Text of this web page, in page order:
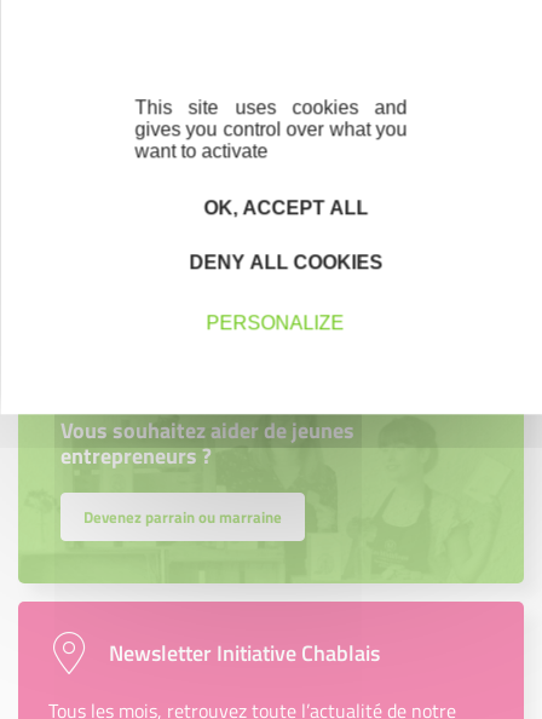
Accompagnement
projet entrepreneurial
Découvrez qui ils sont !
Vous souhaitez aider de jeunes
entrepreneurs ?
Devenez parrain ou marraine
Newsletter Initiative Chablais
Tous les mois, retrouvez toute l’actualité de notre
This site uses cookies and
gives you control over what you
want to activate
OK, ACCEPT ALL
DENY ALL COOKIES
PERSONALIZE